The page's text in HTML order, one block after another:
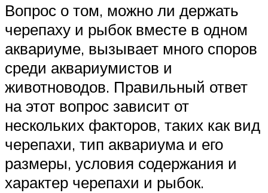
Вопрос о том, можно ли держать
черепаху и рыбок вместе в одном
аквариуме, вызывает много споров
среди аквариумистов и
животноводов. Правильный ответ
на этот вопрос зависит от
нескольких факторов, таких как вид
черепахи, тип аквариума и его
размеры, условия содержания и
характер черепахи и рыбок.